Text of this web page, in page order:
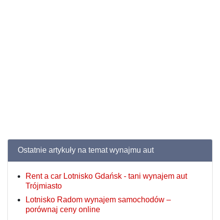
Ostatnie artykuły na temat wynajmu aut
Rent a car Lotnisko Gdańsk - tani wynajem aut
Trójmiasto
Lotnisko Radom wynajem samochodów –
porównaj ceny online